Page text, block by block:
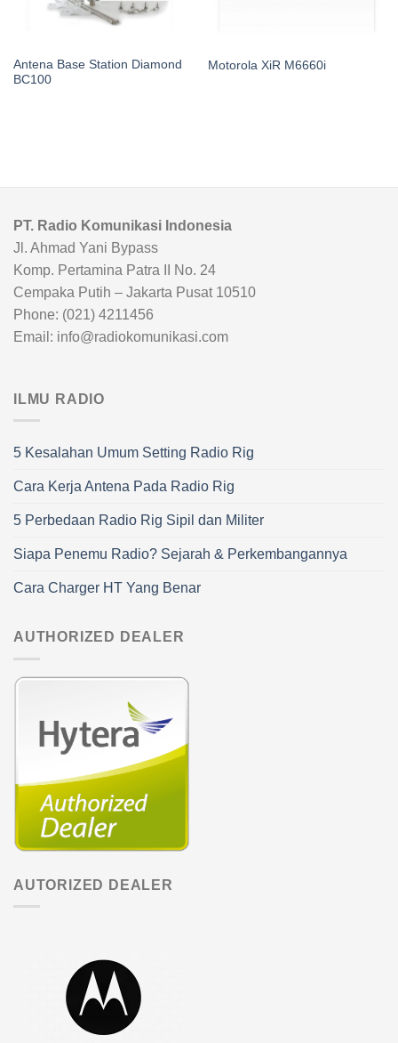
Antena Base Station Diamond
BC100
Motorola XiR M6660i
PT. Radio Komunikasi Indonesia
Jl. Ahmad Yani Bypass
Komp. Pertamina Patra II No. 24
Cempaka Putih – Jakarta Pusat 10510
Phone: (021) 4211456
Email: info@radiokomunikasi.com
ILMU RADIO
5 Kesalahan Umum Setting Radio Rig
Cara Kerja Antena Pada Radio Rig
5 Perbedaan Radio Rig Sipil dan Militer
Siapa Penemu Radio? Sejarah & Perkembangannya
Cara Charger HT Yang Benar
AUTHORIZED DEALER
AUTORIZED DEALER